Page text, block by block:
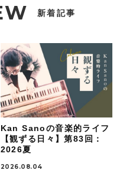
新着記事
Kan Sanoの音楽的ライフ
【観ずる日々】第83回：
2026夏
2026.08.04